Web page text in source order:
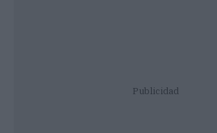
Publicidad